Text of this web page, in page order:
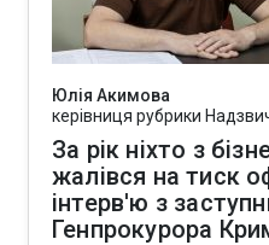
Юлія Акимова
керівниця рубрики
За рік ніхто з
жалівся на тиск
інтерв'ю з
Генпрокурора